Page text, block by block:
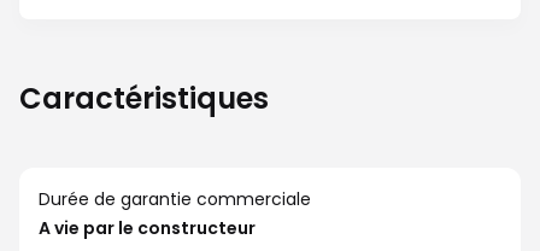
Caractéristiques
Durée de garantie commerciale
A vie par le constructeur